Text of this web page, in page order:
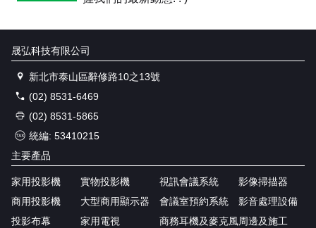
晟弘科技有限公司
新北市泰山區辭修路10之13號
(02) 8531-6469
(02) 8531-5865
統編: 53410215
主要產品
家用投影機
商用投影機
投影布幕
實物投影機
大型商用顯示器
家用電視
視訊會議系統
會議室預約系統
商務耳機及麥克風
影像掃描器
影音處理設備
周邊及施工